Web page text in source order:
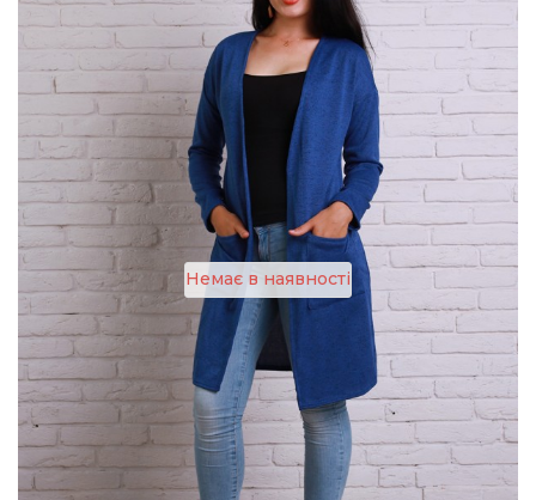
Немає в наявності